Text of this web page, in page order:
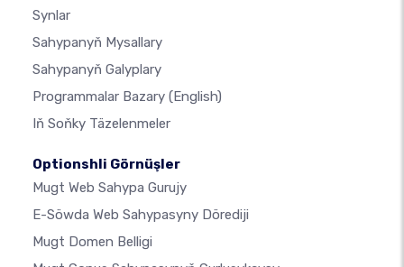
Synlar
Sahypanyň Mysallary
Sahypanyň Galyplary
Programmalar Bazary (English)
Iň Soňky Täzelenmeler
Optionshli Görnüşler
Mugt Web Sahypa Gurujy
E-Söwda Web Sahypasyny Dörediji
Mugt Domen Belligi